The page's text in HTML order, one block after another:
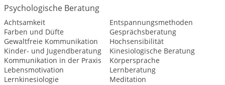
Psychologische Beratung
Achtsamkeit
Entspannungsmethoden
Farben und Düfte
Gesprächsberatung
Gewaltfreie Kommunikation
Hochsensibilität
Kinder- und Jugendberatung
Kinesiologische Beratung
Kommunikation in der Praxis
Körpersprache
Lebensmotivation
Lernberatung
Lernkinesiologie
Meditation